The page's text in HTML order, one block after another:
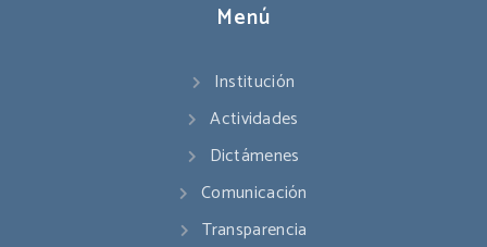
Menú
Institución
Actividades
Dictámenes
Comunicación
Transparencia